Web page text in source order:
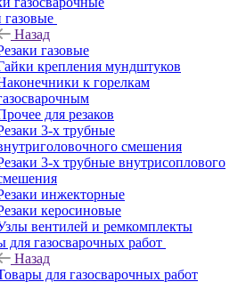
газовые
Назад
газовые
крепления мундштуков
к горелкам
для резаков
3-х трубные
смешения
3-х трубные внутрисоплового
инжекторные
керосиновые
вентилей и ремкомплекты
для газосварочных работ
Назад
для газосварочных работ